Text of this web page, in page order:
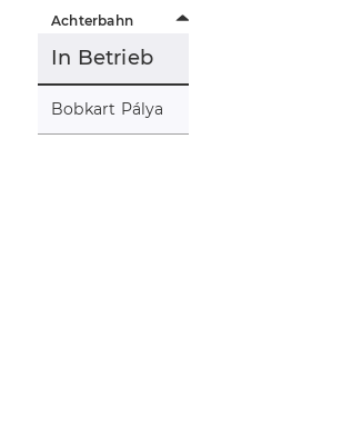
Achterbahn
In Betrieb
Bobkart Pálya